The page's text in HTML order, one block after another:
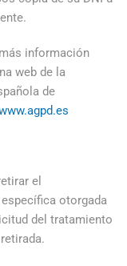
información
web de la
de
el
otorgada
del tratamiento